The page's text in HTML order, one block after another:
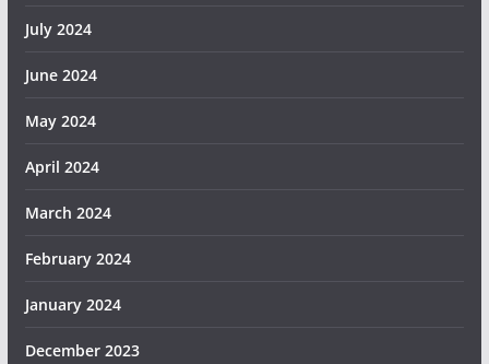
July 2024
June 2024
May 2024
April 2024
March 2024
February 2024
January 2024
December 2023